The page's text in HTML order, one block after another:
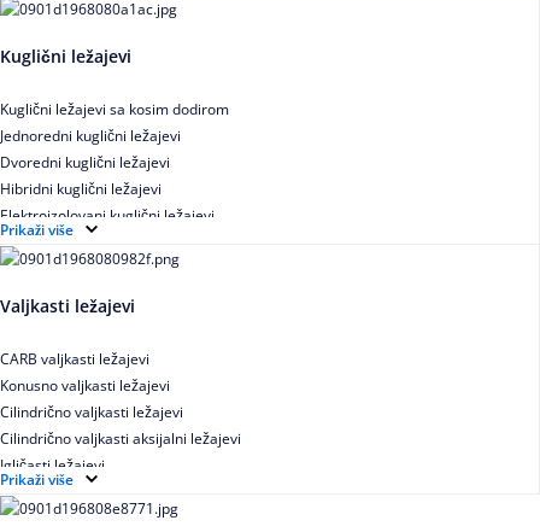
Kuglični ležajevi
Kuglični ležajevi sa kosim dodirom
Jednoredni kuglični ležajevi
Dvoredni kuglični ležajevi
Hibridni kuglični ležajevi
Elektroizolovani kuglični ležajevi
Samopodesivi kuglični ležajevi
Aksijalni kuglični ležajevi
Kuglični ležajevi od nerđajućeg čelika
Prikaži više
Valjkasti ležajevi
CARB valjkasti ležajevi
Konusno valjkasti ležajevi
Cilindrično valjkasti ležajevi
Cilindrično valjkasti aksijalni ležajevi
Igličasti ležajevi
Igličasti aksijalni ležajevi
Buričasti ležajevi
Prikaži više